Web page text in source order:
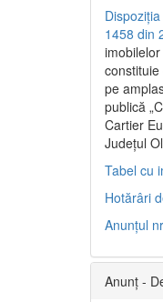
1458 din
pe
publică
Cartier
Județul
Tabel cu
Hotărâri
Anunțul
Anunț -